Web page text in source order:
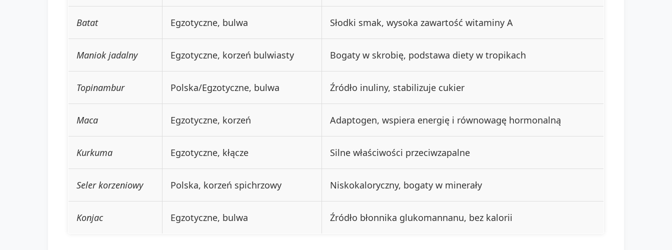
Batat Egzotyczne, bulwa Słodki smak, wysoka zawartość witaminy A
Maniok jadalny Egzotyczne, korzeń bulwiasty Bogaty w skrobię, podstawa diety w tropikach
Topinambur Polska/Egzotyczne, bulwa Źródło inuliny, stabilizuje cukier
Maca Egzotyczne, korzeń Adaptogen, wspiera energię i równowagę hormonalną
Kurkuma Egzotyczne, kłącze Silne właściwości przeciwzapalne
Seler korzeniowy Polska, korzeń spichrzowy Niskokaloryczny, bogaty w minerały
Konjac Egzotyczne, bulwa Źródło błonnika glukomannanu, bez kalorii